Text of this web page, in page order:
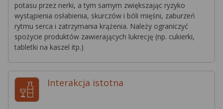
potasu przez nerki, a tym samym zwiększając ryzyko
wystąpienia osłabienia, skurczów i bóli mięśni, zaburzeń
rytmu serca i zatrzymania krążenia. Należy ograniczyć
spożycie produktów zawierających lukrecję (np. cukierki,
tabletki na kaszel itp.)
Interakcja istotna